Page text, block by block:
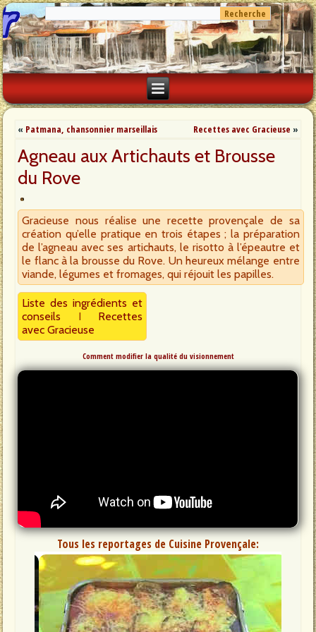
« Patmana, chansonnier marseillais Recettes avec Gracieuse »
Agneau aux Artichauts et Brousse
du Rove
Gracieuse nous réalise une recette provençale de sa
création qu’elle pratique en trois étapes ; la préparation
de l’agneau avec ses artichauts, le risotto à l’épeautre et
le flanc à la brousse du Rove. Un heureux mélange entre
viande, légumes et fromages, qui réjouit les papilles.
Liste des ingrédients et
conseils I Recettes
avec Gracieuse
Comment modifier la qualité du visionnement
Tous les reportages de Cuisine Provençale: